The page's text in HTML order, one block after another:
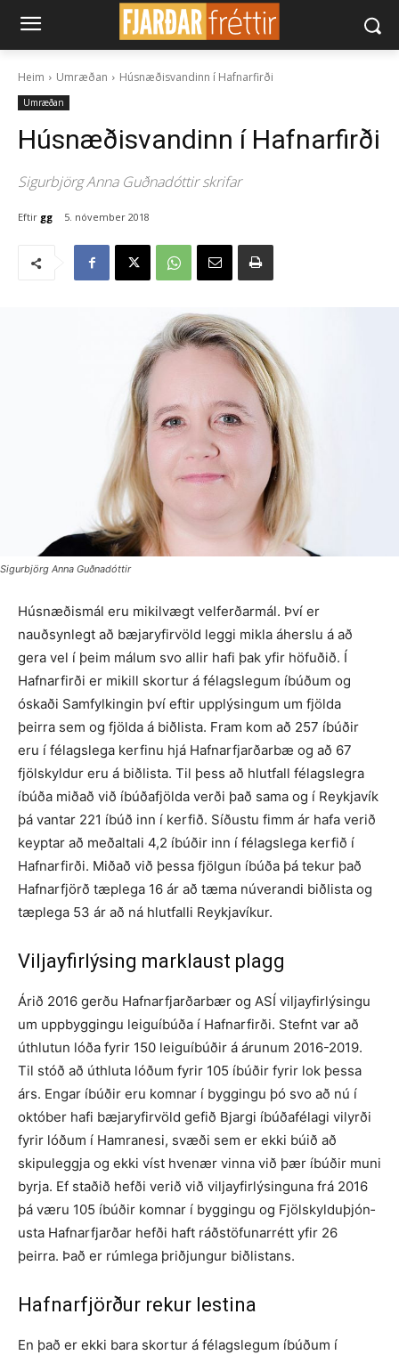
Heim Umræðan Húsnæðisvandinn í Hafnarfirði
Umræðan
Húsnæðisvandinn í Hafnarfirði
Sigurbjörg Anna Guðnadóttir skrifar
Eftir gg 5. nóvember 2018
Sigurbjörg Anna Guðnadóttir
Húsnæðismál eru mikilvægt vel­ferðar­mál. Því er
nauðsynlegt að bæjar­yfirvöld leggi mikla áherslu á að
gera vel í þeim málum svo allir hafi þak yfir höfuðið. Í
Hafnarfirði er mikill skortur á félagslegum íbúðum og
óskaði Samfylkingin því eftir upplýs­ingum um fjölda
þeirra sem og fjölda á biðlista. Fram kom að 257 íbúðir
eru í félags­lega kerfinu hjá Hafnar­fjarðarbæ og að 67
fjölskyldur eru á biðlista. Til þess að hlutfall félagslegra
íbúða miðað við íbúðafjölda verði það sama og í Reykjavík
þá vantar 221 íbúð inn í kerfið. Síðustu fimm ár hafa verið
keyptar að meðaltali 4,2 íbúðir inn í félagslega kerfið í
Hafnarfirði. Miðað við þessa fjölgun íbúða þá tekur það
Hafnarfjörð tæplega 16 ár að tæma núverandi biðlista og
tæplega 53 ár að ná hlutfalli Reykja­víkur.
Viljayfirlýsing marklaust plagg
Árið 2016 gerðu Hafnarfjarðarbær og ASÍ viljayfirlýsingu
um uppbygg­ingu leiguíbúða í Hafnarfirði. Stefnt var að
úthlutun lóða fyrir 150 leiguíbúðir á árunum 2016-2019.
Til stóð að úthluta lóð­um fyrir 105 íbúðir fyrir lok þessa
árs. Engar íbúðir eru komn­ar í byggingu þó svo að nú í
október hafi bæjar­yfir­völd gefið Bjargi íbúða­félagi vilyrði
fyrir lóðum í Hamra­­nesi, svæði sem er ekki bú­ið að
skipuleggja og ekki víst hvenær vinna við þær íbúðir muni
byrja. Ef staðið hefði verið við viljayfir­lýsing­una frá 2016
þá væru 105 íbúð­ir komn­ar í byggingu og Fjöl­skyldu­þjón­
usta Hafnar­fjarð­ar hefði haft ráð­stöfunarrétt yfir 26
þeirra. Það er rúmlega þriðj­ungur bið­listans.
Hafnarfjörður rekur lestina
En það er ekki bara skortur á félags­legum íbúðum í